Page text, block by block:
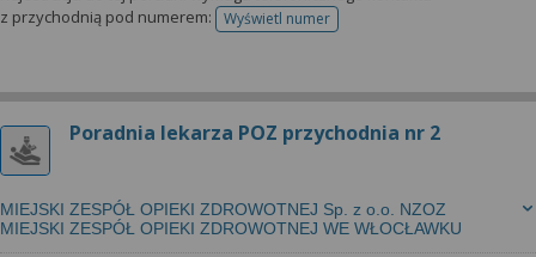
z przychodnią pod numerem:
Wyświetl numertelefonu do rejestracji
Poradnia lekarza POZ przychodnia nr 2
MIEJSKI ZESPÓŁ OPIEKI ZDROWOTNEJ Sp. z o.o. NZOZ
MIEJSKI ZESPÓŁ OPIEKI ZDROWOTNEJ WE WŁOCŁAWKU